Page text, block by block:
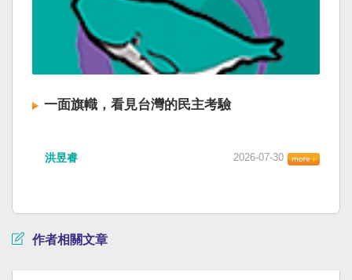
一面旗幟，看見台灣的民主考驗
洪昱睿 2026-07-30
作者相關文章